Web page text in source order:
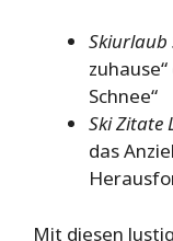
Skiurlaub
Schnee“
Ski Zitate
das
Mit diesen